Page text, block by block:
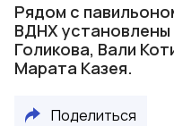
Рядом с
ВДНХ
Голикова, Вали
Марата Казея.
Поделиться